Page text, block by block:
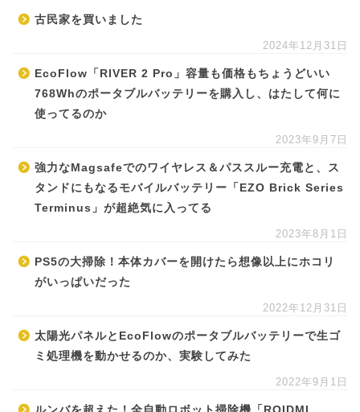
古民家を買いました
2024年12月31日
EcoFlow「RIVER 2 Pro」容量も価格もちょうどいい
768Whのポータブルバッテリーを購入し、はたして何に
使ってるのか
2023年9月7日
強力なMagsafeでのワイヤレス＆パススルー充電と、ス
タンドにもなるモバイルバッテリー「EZO Brick Series
Terminus」が超絶気に入ってる
2023年8月1日
PS5の大掃除！本体カバーを開けたら想像以上にホコリ
がいっぱいだった
2022年12月31日
太陽光パネルとEcoFlowのポータブルバッテリーで生ゴ
ミ処理機を動かせるのか、実験してみた
2022年9月1日